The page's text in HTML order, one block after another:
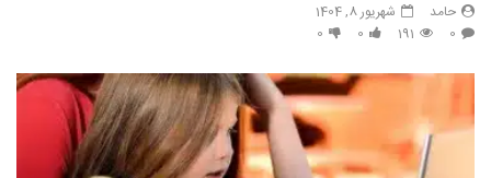
حامد
شهریور 8, 1404
0
191
0
0